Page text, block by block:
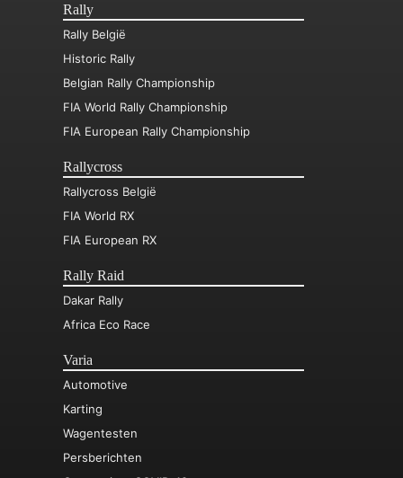
Rally
Rally België
Historic Rally
Belgian Rally Championship
FIA World Rally Championship
FIA European Rally Championship
Rallycross
Rallycross België
FIA World RX
FIA European RX
Rally Raid
Dakar Rally
Africa Eco Race
Varia
Automotive
Karting
Wagentesten
Persberichten